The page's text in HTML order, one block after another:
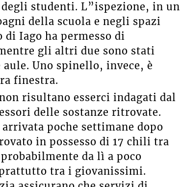
studenti. L”ispezione, in un
della scuola e negli spazi
Iago ha permesso di
gli altri due sono stati
Uno spinello, invece, è
finestra.
risultano esserci indagati dal
delle sostanze ritrovate.
poche settimane dopo
in possesso di 17 chili tra
probabilmente da lì a poco
tra i giovanissimi.